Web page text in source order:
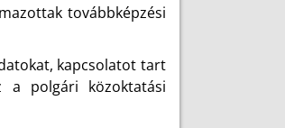
továbbképzési
kapcsolatot tart
a polgári közoktatási